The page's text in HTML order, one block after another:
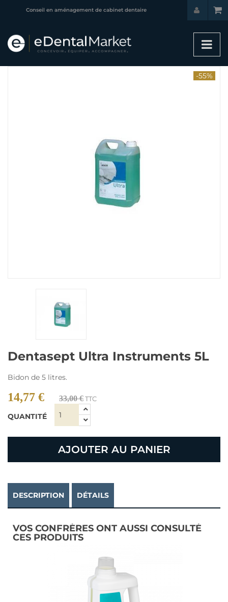
Conseil en aménagement de cabinet dentaire
-55%
Dentasept Ultra Instruments 5L
Bidon de 5 litres.
14,77 € 33,00 €TTC
QUANTITÉ
AJOUTER AU PANIER
DESCRIPTION DÉTAILS
VOS CONFRÈRES ONT AUSSI CONSULTÉ
CES PRODUITS